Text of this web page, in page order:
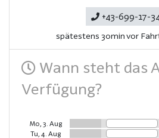
+43-699-17-
spätestens 30min vor
Wann steht das
Verfügung?
Mo, 3. Aug
Tu, 4. Aug